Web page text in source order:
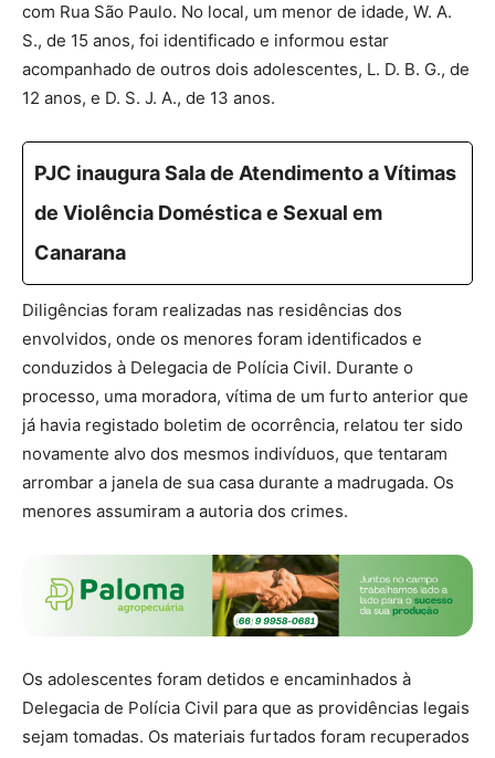
com Rua São Paulo. No local, um menor de idade, W. A.
S., de 15 anos, foi identificado e informou estar
acompanhado de outros dois adolescentes, L. D. B. G., de
12 anos, e D. S. J. A., de 13 anos.
PJC inaugura Sala de Atendimento a Vítimas
de Violência Doméstica e Sexual em
Canarana
Diligências foram realizadas nas residências dos
envolvidos, onde os menores foram identificados e
conduzidos à Delegacia de Polícia Civil. Durante o
processo, uma moradora, vítima de um furto anterior que
já havia registado boletim de ocorrência, relatou ter sido
novamente alvo dos mesmos indivíduos, que tentaram
arrombar a janela de sua casa durante a madrugada. Os
menores assumiram a autoria dos crimes.
Os adolescentes foram detidos e encaminhados à
Delegacia de Polícia Civil para que as providências legais
sejam tomadas. Os materiais furtados foram recuperados